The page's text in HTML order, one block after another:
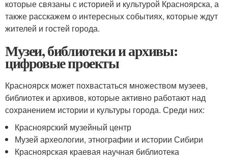
которые связаны с историей и культурой Красноярска, а
также расскажем о интересных событиях, которые ждут
жителей и гостей города.
Музеи, библиотеки и архивы:
цифровые проекты
Красноярск может похвастаться множеством музеев,
библиотек и архивов, которые активно работают над
сохранением истории и культуры города. Среди них:
Красноярский музейный центр
Музей археологии, этнографии и истории Сибири
Красноярская краевая научная библиотека